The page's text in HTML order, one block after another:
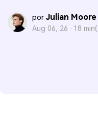
por Julian Moore
Aug 06, 26 · 18